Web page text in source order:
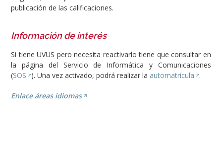
publicación de las calificaciones.
Información de interés
Si tiene UVUS pero necesita reactivarlo tiene que consultar en
la página del Servicio de Informática y Comunicaciones
(SOS ). Una vez activado, podrá realizar la automatrícula .
Enlace áreas idiomas